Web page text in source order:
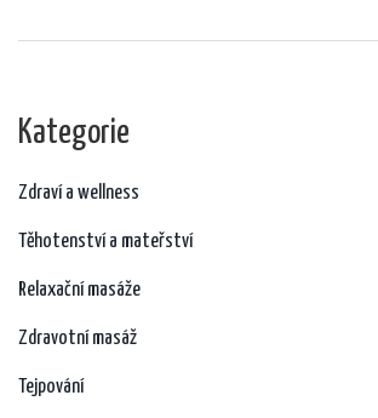
Kategorie
Zdraví a wellness
Těhotenství a mateřství
Relaxační masáže
Zdravotní masáž
Tejpování